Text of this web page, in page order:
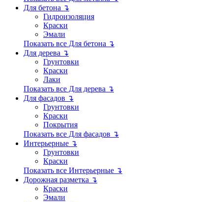
Для бетона ↴
Гидроизоляция
Краски
Эмали
Показать все Для бетона ↴
Для дерева ↴
Грунтовки
Краски
Лаки
Показать все Для дерева ↴
Для фасадов ↴
Грунтовки
Краски
Покрытия
Показать все Для фасадов ↴
Интерьерные ↴
Грунтовки
Краски
Показать все Интерьерные ↴
Дорожная разметка ↴
Краски
Эмали